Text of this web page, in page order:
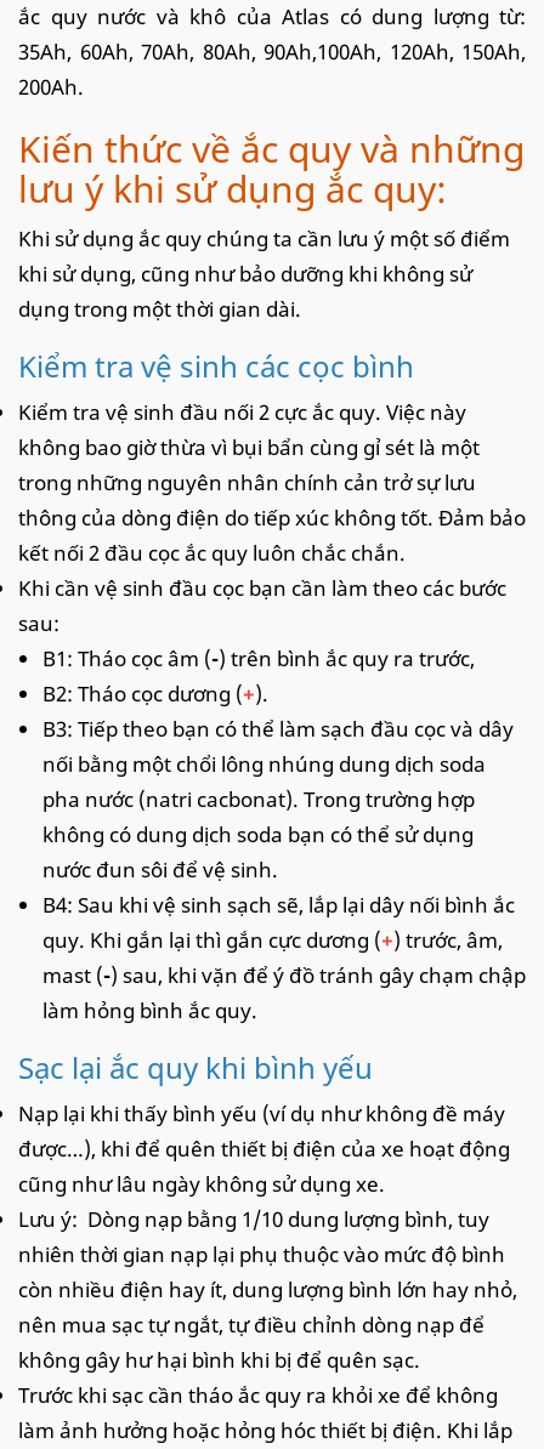
ắc quy nước và khô của Atlas có dung lượng từ:
35Ah, 60Ah, 70Ah, 80Ah, 90Ah,100Ah, 120Ah, 150Ah,
200Ah.
Kiến thức về ắc quy và những
lưu ý khi sử dụng ắc quy:
Khi sử dụng ắc quy chúng ta cần lưu ý một số điểm
khi sử dụng, cũng như bảo dưỡng khi không sử
dụng trong một thời gian dài.
Kiểm tra vệ sinh các cọc bình
Kiểm tra vệ sinh đầu nối 2 cực ắc quy. Việc này
không bao giờ thừa vì bụi bẩn cùng gỉ sét là một
trong những nguyên nhân chính cản trở sự lưu
thông của dòng điện do tiếp xúc không tốt. Đảm bảo
kết nối 2 đầu cọc ắc quy luôn chắc chắn.
Khi cần vệ sinh đầu cọc bạn cần làm theo các bước
sau:
B1: Tháo cọc âm (-) trên bình ắc quy ra trước,
B2: Tháo cọc dương (+).
B3: Tiếp theo bạn có thể làm sạch đầu cọc và dây
nối bằng một chổi lông nhúng dung dịch soda
pha nước (natri cacbonat). Trong trường hợp
không có dung dịch soda bạn có thể sử dụng
nước đun sôi để vệ sinh.
B4: Sau khi vệ sinh sạch sẽ, lắp lại dây nối bình ắc
quy. Khi gắn lại thì gắn cực dương (+) trước, âm,
mast (-) sau, khi vặn để ý đồ tránh gây chạm chập
làm hỏng bình ắc quy.
Sạc lại ắc quy khi bình yếu
Nạp lại khi thấy bình yếu (ví dụ như không đề máy
được…), khi để quên thiết bị điện của xe hoạt động
cũng như lâu ngày không sử dụng xe.
Lưu ý: Dòng nạp bằng 1/10 dung lượng bình, tuy
nhiên thời gian nạp lại phụ thuộc vào mức độ bình
còn nhiều điện hay ít, dung lượng bình lớn hay nhỏ,
nên mua sạc tự ngắt, tự điều chỉnh dòng nạp để
không gây hư hại bình khi bị để quên sạc.
Trước khi sạc cần tháo ắc quy ra khỏi xe để không
làm ảnh hưởng hoặc hỏng hóc thiết bị điện. Khi lắp